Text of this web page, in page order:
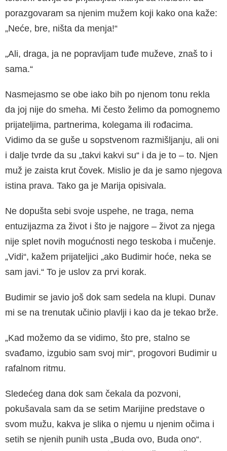
porazgovaram sa njenim mužem koji kako ona kaže:
„Neće, bre, ništa da menja!“
„Ali, draga, ja ne popravljam tuđe muževe, znaš to i
sama.“
Nasmejasmo se obe iako bih po njenom tonu rekla
da joj nije do smeha. Mi često želimo da pomognemo
prijateljima, partnerima, kolegama ili rođacima.
Vidimo da se guše u sopstvenom razmišljanju, ali oni
i dalje tvrde da su „takvi kakvi su“ i da je to – to. Njen
muž je zaista krut čovek. Mislio je da je samo njegova
istina prava. Tako ga je Marija opisivala.
Ne dopušta sebi svoje uspehe, ne traga, nema
entuzijazma za život i što je najgore – život za njega
nije splet novih mogućnosti nego teskoba i mučenje.
„Vidi“, kažem prijateljici „ako Budimir hoće, neka se
sam javi.“ To je uslov za prvi korak.
Budimir se javio još dok sam sedela na klupi. Dunav
mi se na trenutak učinio plavlji i kao da je tekao brže.
„Kad možemo da se vidimo, što pre, stalno se
svađamo, izgubio sam svoj mir“, progovori Budimir u
rafalnom ritmu.
Sledećeg dana dok sam čekala da pozvoni,
pokušavala sam da se setim Marijine predstave o
svom mužu, kakva je slika o njemu u njenim očima i
setih se njenih punih usta „Buda ovo, Buda ono“.